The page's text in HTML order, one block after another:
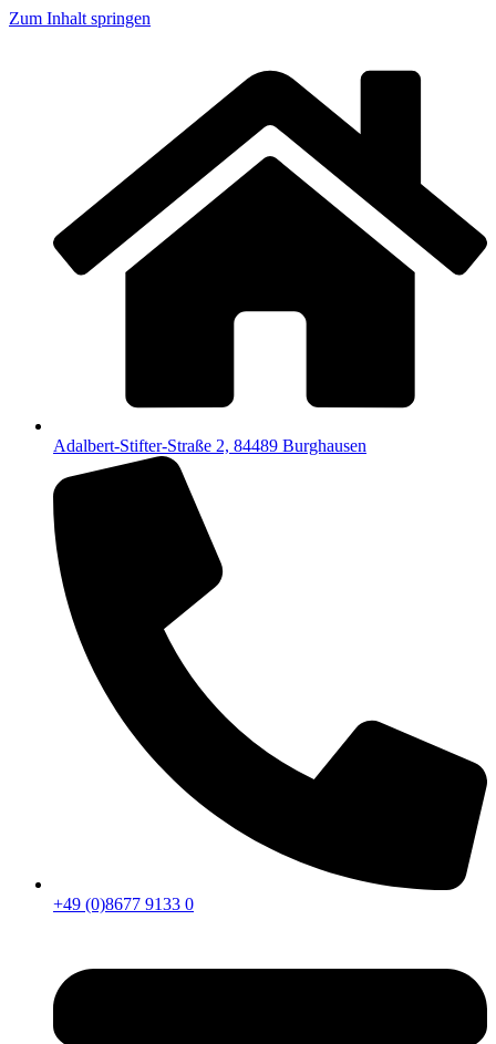
Zum Inhalt springen
Adalbert-Stifter-Straße 2, 84489 Burghausen
+49 (0)8677 9133 0